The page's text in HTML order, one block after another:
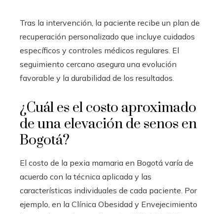
Tras la intervención, la paciente recibe un plan de
recuperación personalizado que incluye cuidados
específicos y controles médicos regulares. El
seguimiento cercano asegura una evolución
favorable y la durabilidad de los resultados.
¿Cuál es el costo aproximado
de una elevación de senos en
Bogotá?
El costo de la pexia mamaria en Bogotá varía de
acuerdo con la técnica aplicada y las
características individuales de cada paciente. Por
ejemplo, en la Clínica Obesidad y Envejecimiento